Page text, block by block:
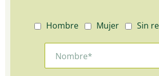
Hombre Mujer Sin